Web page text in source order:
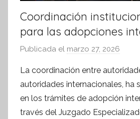
Coordinación
para las adopciones
Publicada el marzo 27, 2026
r
S
í
n
La coordinación entre
autoridades internacionales, ha
en los trámites de adopción
través del Juzgado